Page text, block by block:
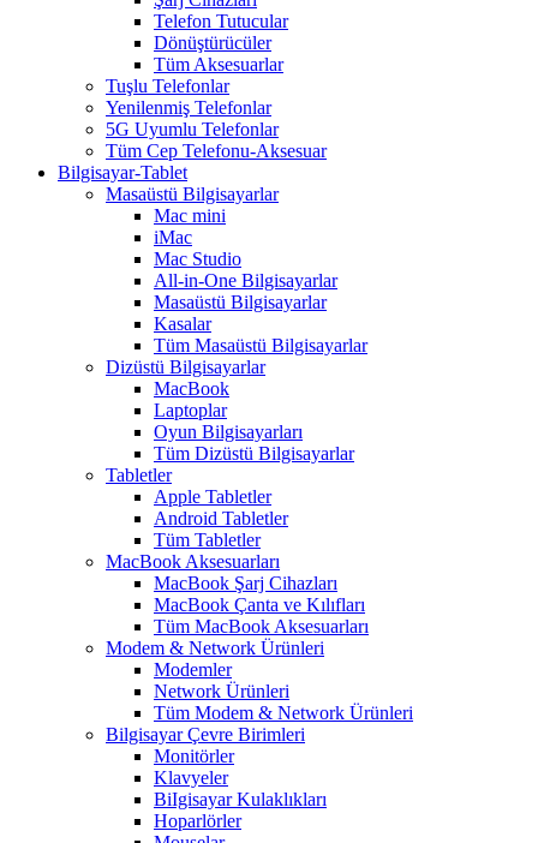
Telefon Tutucular
Dönüştürücüler
Tüm Aksesuarlar
Tuşlu Telefonlar
Yenilenmiş Telefonlar
5G Uyumlu Telefonlar
Tüm Cep Telefonu-Aksesuar
Bilgisayar-Tablet
Masaüstü Bilgisayarlar
Mac mini
iMac
Mac Studio
All-in-One Bilgisayarlar
Masaüstü Bilgisayarlar
Kasalar
Tüm Masaüstü Bilgisayarlar
Dizüstü Bilgisayarlar
MacBook
Laptoplar
Oyun Bilgisayarları
Tüm Dizüstü Bilgisayarlar
Tabletler
Apple Tabletler
Android Tabletler
Tüm Tabletler
MacBook Aksesuarları
MacBook Şarj Cihazları
MacBook Çanta ve Kılıfları
Tüm MacBook Aksesuarları
Modem & Network Ürünleri
Modemler
Network Ürünleri
Tüm Modem & Network Ürünleri
Bilgisayar Çevre Birimleri
Monitörler
Klavyeler
BiIgisayar Kulaklıkları
Hoparlörler